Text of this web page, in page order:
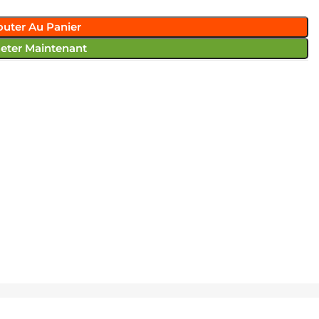
Au Panier
Maintenant